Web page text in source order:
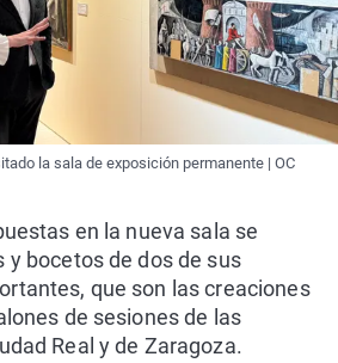
la sala de exposición permanente | OC
en la nueva sala se
y bocetos de dos de sus
que son las creaciones
de sesiones de las
Real y de Zaragoza.